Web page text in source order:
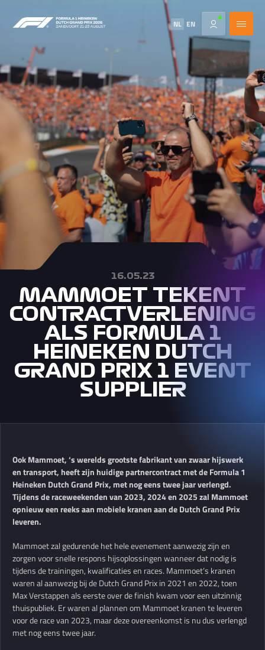
NL EN
16.05.23
MAMMOET TEKENT
CONTRACTVERLENING
ALS FORMULA 1
HEINEKEN DUTCH
GRAND PRIX 1 EVENT
SUPPLIER
Ook Mammoet, ‘s werelds grootste fabrikant van zwaar hijswerk
en transport, heeft zijn huidige partnercontract met de Formula 1
Heineken Dutch Grand Prix, met nog eens twee jaar verlengd.
Tijdens de raceweekenden van 2023, 2024 en 2025 zal Mammoet
opnieuw een reeks aan mobiele kranen aan de Dutch Grand Prix
leveren.
Mammoet zal gedurende het hele evenement aanwezig zijn en
zorgen voor snelle respons hijsoplossingen wanneer dat nodig is
tijdens de trainingen, kwalificaties en races. Mammoet’s kranen
waren al aanwezig bij de Dutch Grand Prix in 2021 en 2022, toen
Max Verstappen als eerste over de finish kwam voor een uitzinnig
thuispubliek. Er waren al plannen om Mammoet kranen te leveren
voor de race van 2023, maar deze overeenkomst is nu dus verlengd
met nog eens twee jaar.